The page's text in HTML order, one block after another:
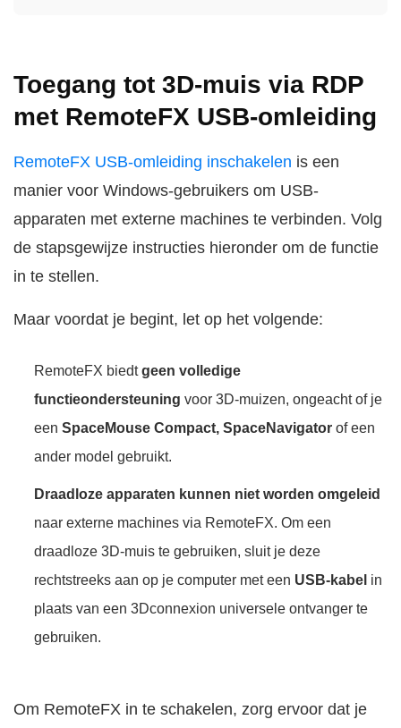
Toegang tot 3D-muis via RDP
met RemoteFX USB-omleiding
RemoteFX USB-omleiding inschakelen is een
manier voor Windows-gebruikers om USB-
apparaten met externe machines te verbinden. Volg
de stapsgewijze instructies hieronder om de functie
in te stellen.
Maar voordat je begint, let op het volgende:
RemoteFX biedtgeen volledige
functieondersteuning voor 3D-muizen, ongeacht of je
een SpaceMouse Compact, SpaceNavigator of een
ander model gebruikt.
Draadloze apparaten kunnen niet worden omgeleid
naar externe machines via RemoteFX. Om een
draadloze 3D-muis te gebruiken, sluit je deze
rechtstreeks aan op je computer met een USB-kabel in
plaats van een 3Dconnexion universele ontvanger te
gebruiken.
Om RemoteFX in te schakelen, zorg ervoor dat je